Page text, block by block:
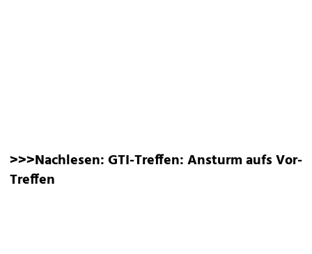
>>>Nachlesen:GTI-Treffen: Ansturm aufs Vor-
Treffen